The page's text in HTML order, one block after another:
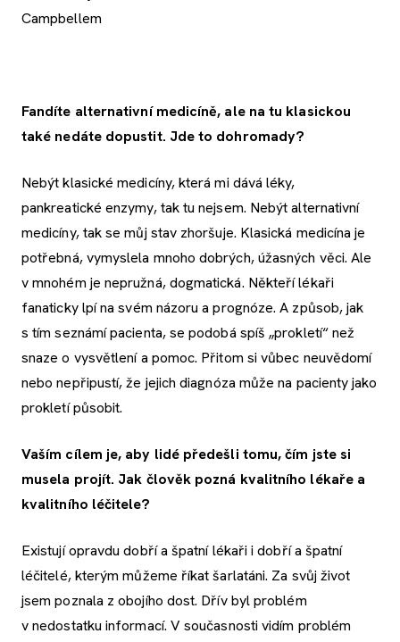
Campbellem
Fandíte alternativní medicíně, ale na tu klasickou
také nedáte dopustit. Jde to dohromady?
Nebýt klasické medicíny, která mi dává léky,
pankreatické enzymy, tak tu nejsem. Nebýt alternativní
medicíny, tak se můj stav zhoršuje. Klasická medicína je
potřebná, vymyslela mnoho dobrých, úžasných věci. Ale
v mnohém je nepružná, dogmatická. Někteří lékaři
fanaticky lpí na svém názoru a prognóze. A způsob, jak
s tím seznámí pacienta, se podobá spíš „prokletí“ než
snaze o vysvětlení a pomoc. Přitom si vůbec neuvědomí
nebo nepřipustí, že jejich diagnóza může na pacienty jako
prokletí působit.
Vaším cílem je, aby lidé předešli tomu, čím jste si
musela projít. Jak člověk pozná kvalitního lékaře a
kvalitního léčitele?
Existují opravdu dobří a špatní lékaři i dobří a špatní
léčitelé, kterým můžeme říkat šarlatáni. Za svůj život
jsem poznala z obojího dost. Dřív byl problém
v nedostatku informací. V současnosti vidím problém